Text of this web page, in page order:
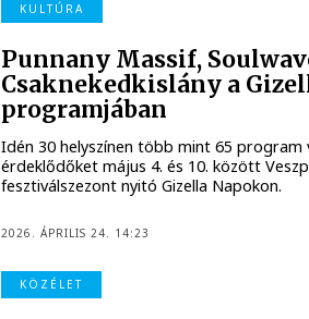
KULTÚRA
Punnany Massif,
Csaknekedkislány a
programjában
Idén 30 helyszínen több mint 65 program
érdeklődőket május 4. és 10. között
fesztiválszezont nyitó Gizella Napokon.
2026. ÁPRILIS 24. 14:23
KÖZÉLET